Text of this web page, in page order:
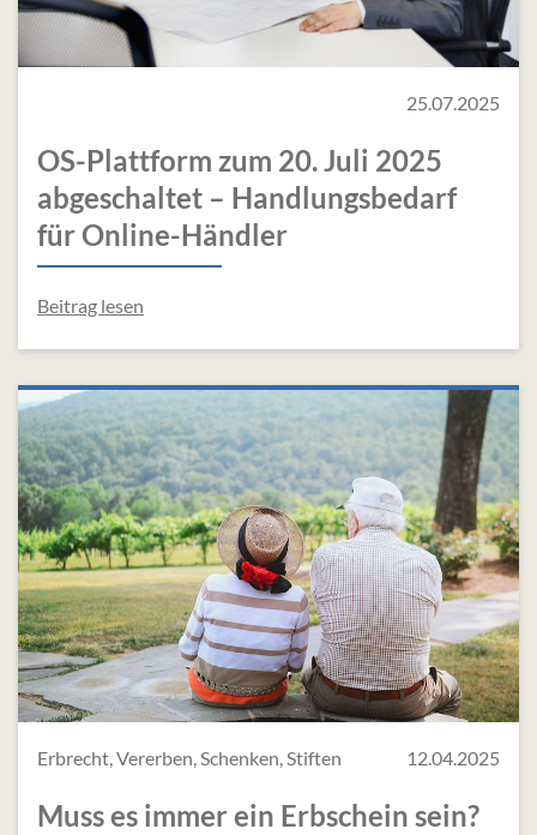
25.07.2025
OS-Plattform zum 20. Juli 2025
abgeschaltet – Handlungsbedarf
für Online-Händler
Beitrag lesen
Erbrecht, Vererben, Schenken, Stiften 12.04.2025
Muss es immer ein Erbschein sein?